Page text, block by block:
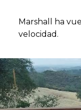
Marshall ha
velocidad.